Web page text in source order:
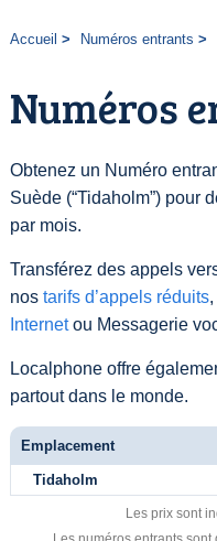
Accueil Numéros entrants
Numéros
Obtenez un Numéro
Suède (“Tidaholm”) pour
par mois.
Transférez des appels
nos tarifs d’appels réduits
Internetou Messagerie
Localphone offre
partout dans le monde.
Emplacement
Tidaholm
Les prix sont